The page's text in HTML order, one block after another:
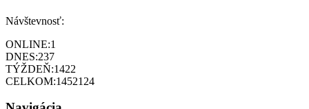
Návštevnosť:
ONLINE:1
DNES:237
TÝŽDEŇ:1422
CELKOM:1452124